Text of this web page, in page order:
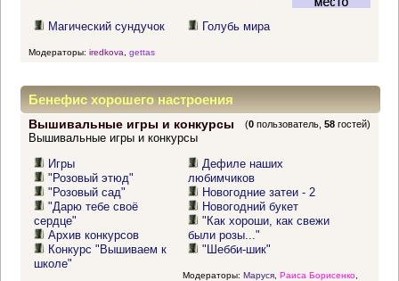
Магический сундучок Голубь мира
Модераторы: iredkova gettas
Бенефис хорошего настроения
Вышивальные игры и конкурсы (0 пользователь,58 гостей)
Вышивальные игры и конкурсы
Игры
"Розовый этюд"
"Розовый сад"
"Дарю тебе своё
сердце"
Архив конкурсов
Конкурс "Вышиваем к
школе"
Дефиле наших
любимчиков
Новогодние затеи - 2
Новогодний букет
"Как хороши, как свежи
были розы..."
"Шебби-шик"
Модераторы: Маруся, Раиса Борисенко,